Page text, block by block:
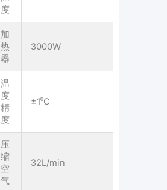
度
加
热
器
3000W
温
度
精
度
±1⁰C
压
缩
空
气
32L/min